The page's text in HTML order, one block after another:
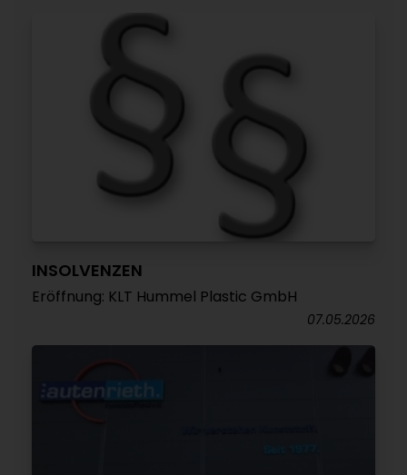
INSOLVENZEN
Eröffnung: KLT Hummel Plastic GmbH
07.05.2026